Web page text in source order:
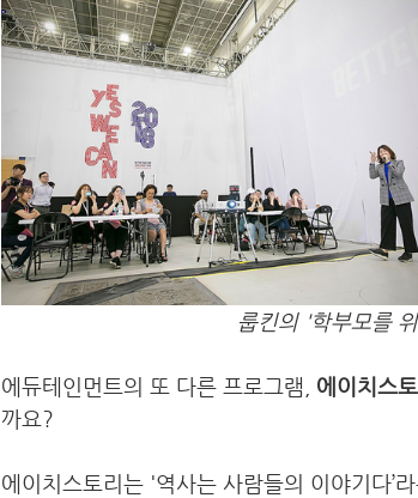
룹킨의 '학부모를
에듀테인먼트의 또 다른 프로그램, 에이치스
까요?
에이치스토리는 '역사는 사람들의 이야기다’